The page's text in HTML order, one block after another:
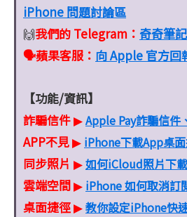
iPhone 問題討論區
🙌我們的 Telegram： 奇奇筆
🗣️蘋果客服： 向 Apple 官方回
【功能/資訊】
詐騙信件▶Apple Pay詐騙信件
APP不見▶ iPhone下載App桌
同步照片 ▶如何iCloud照片下
雲端空間▶ iPhone 如何取消訂
桌面捷徑▶教你設定iPhone快